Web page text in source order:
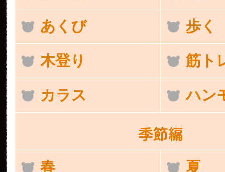
あくび 歩く
木登り 筋ト
カラス ハン
季節編
春 夏